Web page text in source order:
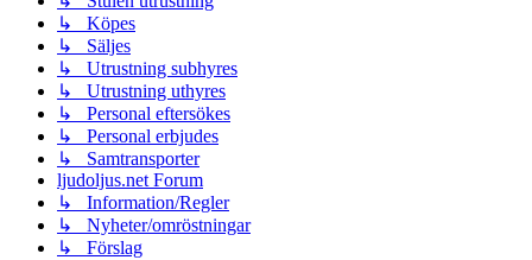
↳ Köpes
↳ Säljes
↳ Utrustning subhyres
↳ Utrustning uthyres
↳ Personal eftersökes
↳ Personal erbjudes
↳ Samtransporter
ljudoljus.net Forum
↳ Information/Regler
↳ Nyheter/omröstningar
↳ Förslag